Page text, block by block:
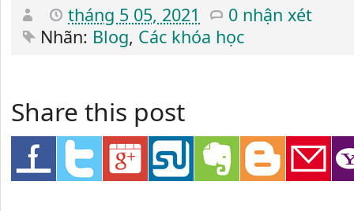
tháng 5 05, 2021
0 nhận xét
Nhãn: Blog, Các khóa học
Share this post